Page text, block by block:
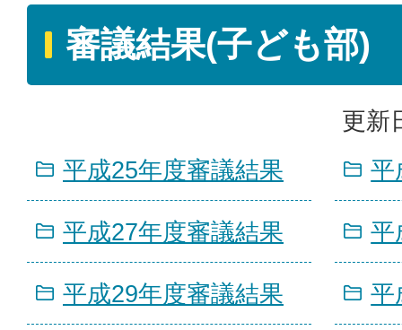
審議結果(子ども部)
更新
平成25年度審議結果
平
平成27年度審議結果 平
平成29年度審議結果 平